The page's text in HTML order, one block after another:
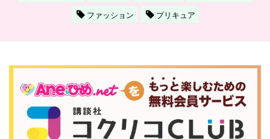
ファッション
プリキュア